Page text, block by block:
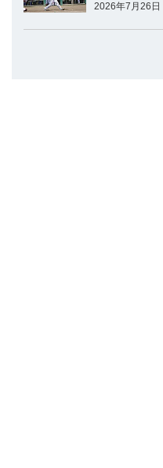
2026年7月26日